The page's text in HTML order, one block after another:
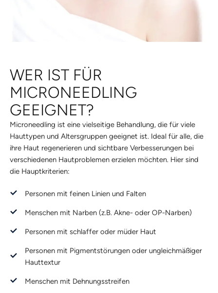
WER IST FÜR
MICRONEEDLING
GEEIGNET?
Microneedling ist eine vielseitige Behandlung, die für viele
Hauttypen und Altersgruppen geeignet ist. Ideal für alle, die
ihre Haut regenerieren und sichtbare Verbesserungen bei
verschiedenen Hautproblemen erzielen möchten. Hier sind
die Hauptkriterien:
Personen mit feinen Linien und Falten
Menschen mit Narben (z.B. Akne- oder OP-Narben)
Personen mit schlaffer oder müder Haut
Personen mit Pigmentstörungen oder ungleichmäßiger
Hauttextur
Menschen mit Dehnungsstreifen